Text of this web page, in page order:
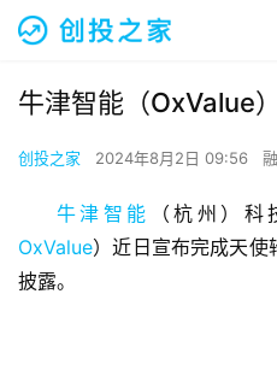
牛津智能（OxValue
创投之家 2024年8月2日 09:56
牛津智能
（杭州）
OxValue）近日宣布完成天使
披露。